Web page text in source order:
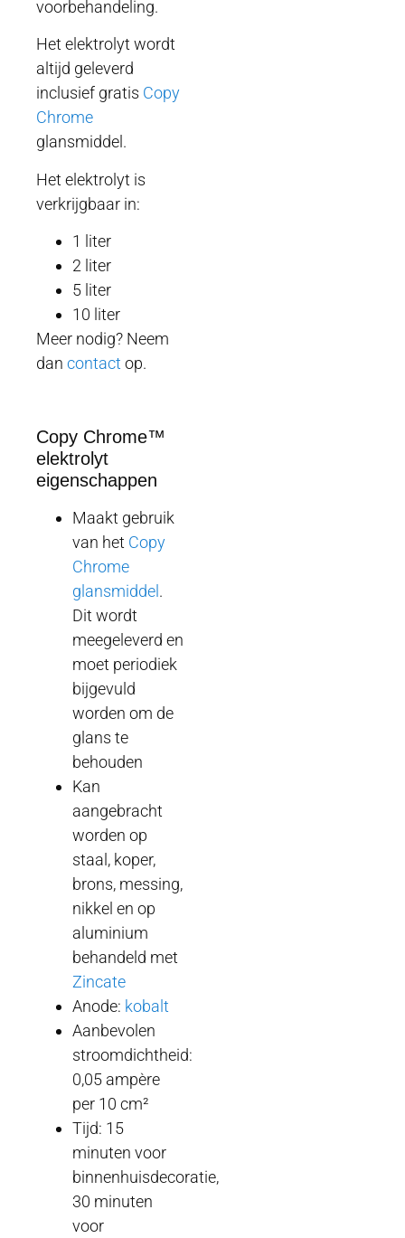
voorbehandeling.
Het elektrolyt wordt
altijd geleverd
inclusief gratis Copy
Chrome
glansmiddel.
Het elektrolyt is
verkrijgbaar in:
1 liter
2 liter
5 liter
10 liter
Meer nodig? Neem
dan contactop.
Copy Chrome™
elektrolyt
eigenschappen
Maakt gebruik
van het Copy
Chrome
glansmiddel .
Dit wordt
meegeleverd en
moet periodiek
bijgevuld
worden om de
glans te
behouden
Kan
aangebracht
worden op
staal, koper,
brons, messing,
nikkel en op
aluminium
behandeld met
Zincate
Anode: kobalt
Aanbevolen
stroomdichtheid:
0,05 ampère
per 10 cm²
Tijd: 15
minuten voor
binnenhuisdecoratie,
30 minuten
voor